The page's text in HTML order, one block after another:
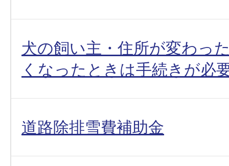
犬の飼い主・住所が変わっ
くなったときは手続きが必
道路除排雪費補助金